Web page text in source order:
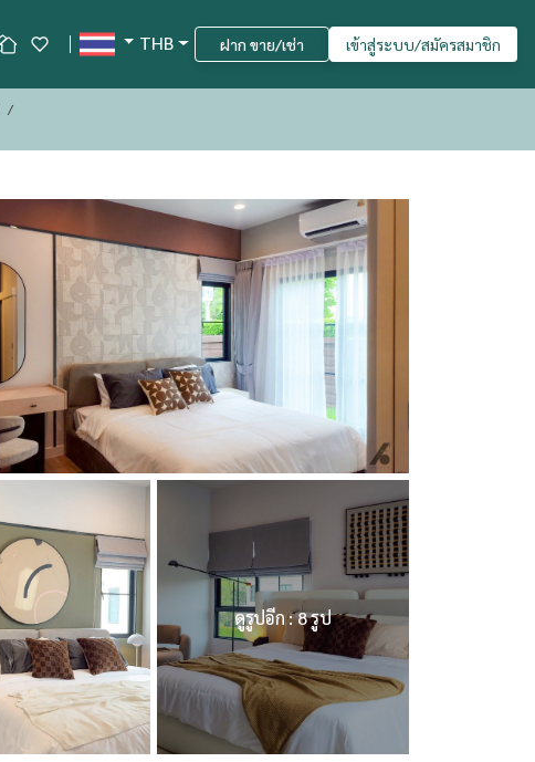
THB ฝาก ขาย/เช่า เข้าสู่ระบบ/สมัครสมาชิก
ดูรูปอีก : 8 รูป